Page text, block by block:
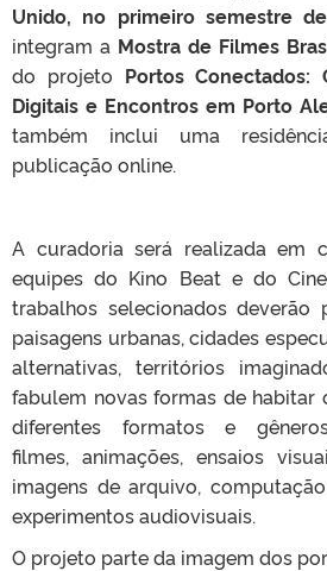
Unido, no primeiro semestre
integram a Mostra de Filmes
do projeto Portos Conectados:
Digitais e Encontros em Porto
também inclui uma
publicação online.
A curadoria será realizada em
equipes do Kino Beat e do
trabalhos selecionados deverão
paisagens urbanas, cidades
alternativas, territórios
fabulem novas formas de habitar
diferentes formatos e
filmes, animações, ensaios
imagens de arquivo,
experimentos audiovisuais.
O projeto parte da imagem dos